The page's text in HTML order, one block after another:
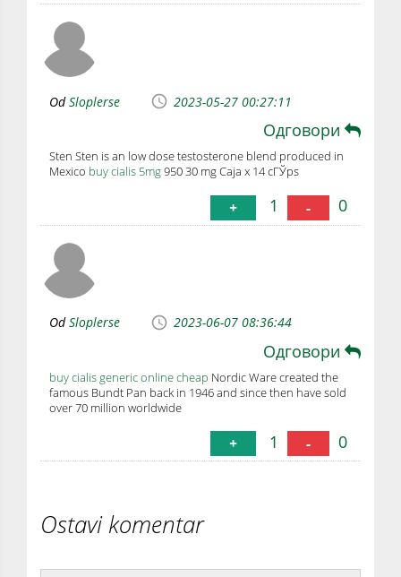
OdSloplerse 2023-05-27 00:27:11
Одговори
Sten Sten is an low dose testosterone blend produced in
Mexico buy cialis 5mg950 30 mg Caja x 14 cГЎps
+ 1 - 0
OdSloplerse 2023-06-07 08:36:44
Одговори
buy cialis generic online cheap Nordic Ware created the
famous Bundt Pan back in 1946 and since then have sold
over 70 million worldwide
+ 1 - 0
Ostavi komentar